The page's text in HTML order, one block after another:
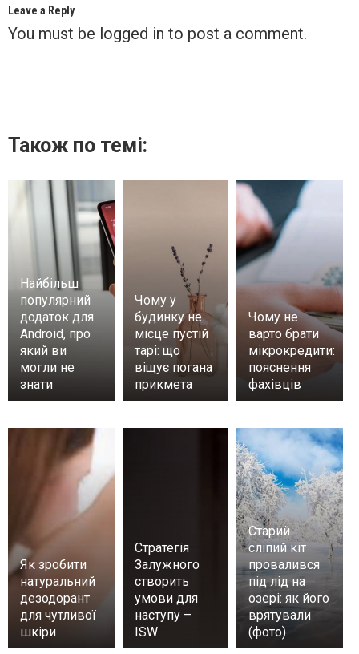
Leave a Reply
You must be logged in to post a comment.
Також по темі:
Найбільш
популярний
додаток для
Android, про
який ви
могли не
знати
Чому у
будинку не
місце пустій
тарі: що
віщує погана
прикмета
Чому не
варто брати
мікрокредити:
пояснення
фахівців
Як зробити
натуральний
дезодорант
для чутливої
шкіри
Стратегія
Залужного
створить
умови для
наступу –
ISW
Старий
сліпий кіт
провалився
під лід на
озері: як його
врятували
(фото)